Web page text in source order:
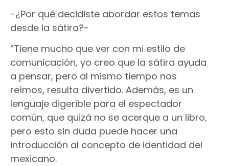
-¿Por qué decidiste abordar estos temas
desde la sátira?-
“Tiene mucho que ver con mi estilo de
comunicación, yo creo que la sátira ayuda
a pensar, pero al mismo tiempo nos
reímos, resulta divertido. Además, es un
lenguaje digerible para el espectador
común, que quizá no se acerque a un libro,
pero esto sin duda puede hacer una
introducción al concepto de identidad del
mexicano.